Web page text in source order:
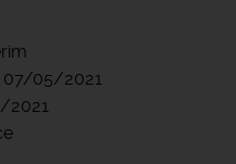
07/05/2021
2021